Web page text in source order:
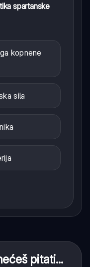
spartanske
kopnene
sila
pitati...